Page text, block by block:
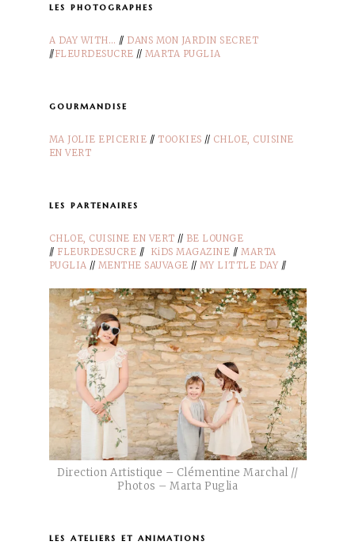
les photographes
A DAY WITH… // DANS MON JARDIN SECRET
//FLEURDESUCRE // MARTA PUGLIA
gourmandise
MA JOLIE EPICERIE // TOOKIES // CHLOE, CUISINE
EN VERT
les partenaires
CHLOE, CUISINE EN VERT // BE LOUNGE
// FLEURDESUCRE // KiDS MAGAZINE // MARTA
PUGLIA // MENTHE SAUVAGE // MY LITTLE DAY //
Direction Artistique – Clémentine Marchal //
Photos – Marta Puglia
les ateliers et animations